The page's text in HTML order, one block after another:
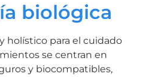
biológica
holístico para el cuidado
se centran en
y biocompatibles,